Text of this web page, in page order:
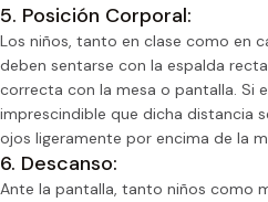
5. Posición Corporal:
Los niños, tanto en clase como en
deben sentarse con la espalda
correcta con la mesa o pantalla. Si
imprescindible que dicha distancia
ojos ligeramente por encima de la
6. Descanso:
Ante la pantalla, tanto niños como